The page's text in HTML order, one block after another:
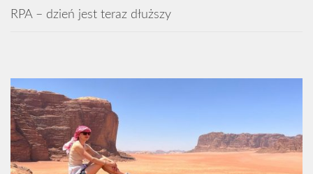
RPA – dzień jest teraz dłuższy